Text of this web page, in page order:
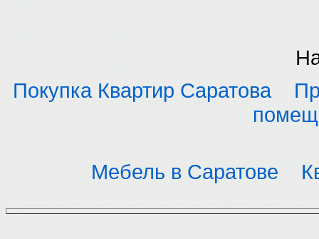
Покупка Квартир Саратова
Мебель в Саратове